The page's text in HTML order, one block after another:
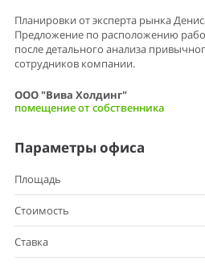
Планировки от эксперта рынка
Предложение по расположению
после детального анализа
сотрудников компании.
ООО "Вива Холдинг"
помещение от собственника
Параметры офиса
Площадь
Стоимость
Ставка